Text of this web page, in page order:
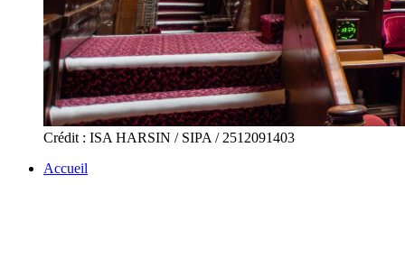
Crédit : ISA HARSIN / SIPA / 2512091403
Accueil